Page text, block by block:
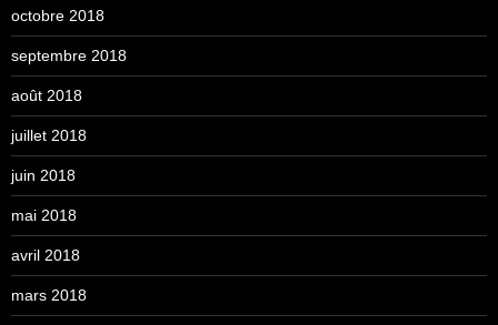
octobre 2018
septembre 2018
août 2018
juillet 2018
juin 2018
mai 2018
avril 2018
mars 2018